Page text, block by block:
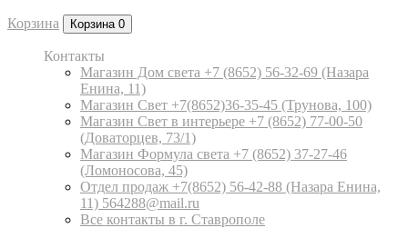
Корзина Корзина 0
Контакты
Магазин Дом света +7 (8652) 56-32-69 (Назара
Енина, 11)
Магазин Свет +7(8652)36-35-45 (Трунова, 100)
Магазин Свет в интерьере +7 (8652) 77-00-50
(Доваторцев, 73/1)
Магазин Формула света +7 (8652) 37-27-46
(Ломоносова, 45)
Отдел продаж +7(8652) 56-42-88 (Назара Енина,
11) 564288@mail.ru
Все контакты в г. Ставрополе